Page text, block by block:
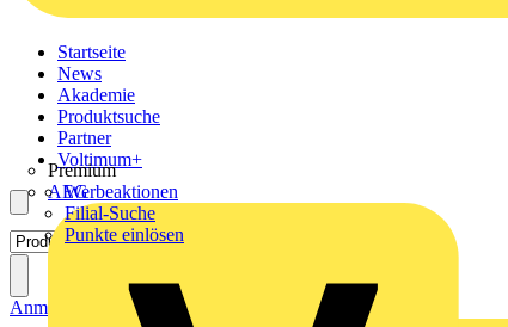
Startseite
News
Akademie
Produktsuche
Partner
Premium
AEG
Voltimum+
Werbeaktionen
Filial-Suche
Punkte einlösen
Anmelden Registrierung